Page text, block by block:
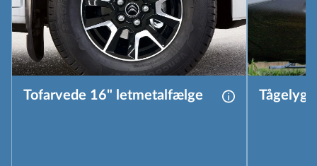
Tofarvede 16" letmetalfælge Mere